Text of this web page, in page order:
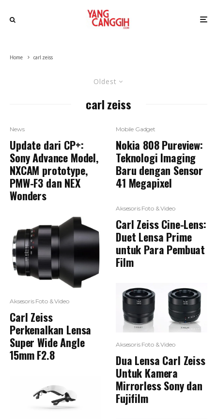
Home carl zeiss
Oldest
carl zeiss
News
Update dari CP+:
Sony Advance Model,
NXCAM prototype,
PMW-F3 dan NEX
Wonders
Aksesoris Foto & Video
Carl Zeiss
Perkenalkan Lensa
Super Wide Angle
15mm F2.8
Mobile Gadget
Nokia 808 Pureview:
Teknologi Imaging
Baru dengan Sensor
41 Megapixel
Aksesoris Foto & Video
Carl Zeiss Cine-Lens:
Duet Lensa Prime
untuk Para Pembuat
Film
Aksesoris Foto & Video
Dua Lensa Carl Zeiss
Untuk Kamera
Mirrorless Sony dan
Fujifilm